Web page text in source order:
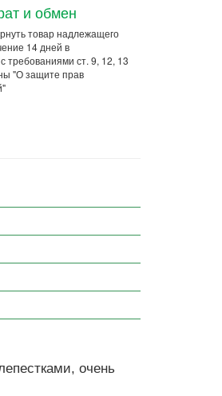
и обмен
товар надлежащего
14 дней в
требованиями ст. 9, 12, 13
"О защите прав
очень